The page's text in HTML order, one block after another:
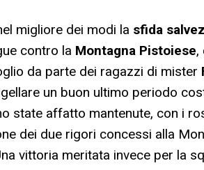
migliore dei modi la sfida
contro la Montagna Pistoiese,
da parte dei ragazzi di mister
un buon ultimo periodo
state affatto mantenute, con i
dei due rigori concessi alla
vittoria meritata invece per la